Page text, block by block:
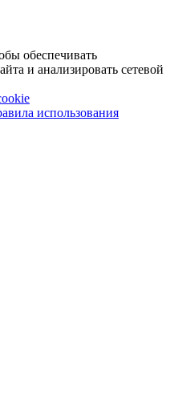
обеспечивать
и анализировать сетевой
использования